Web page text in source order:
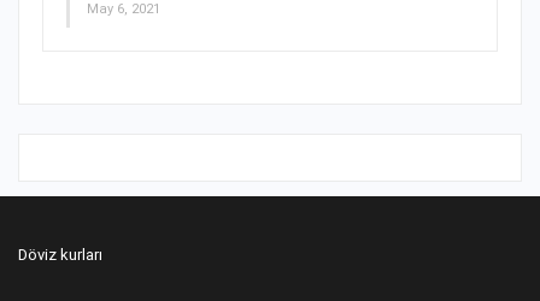
May 6, 2021
Döviz kurları